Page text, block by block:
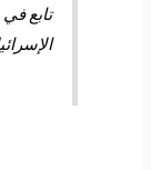
تابع